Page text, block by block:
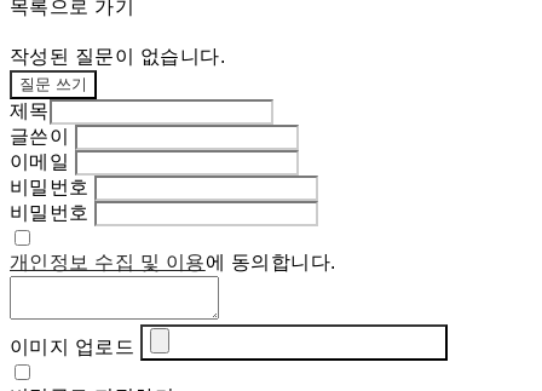
목록으로 가기
작성된 질문이 없습니다.
질문 쓰기
제목
글쓴이
이메일
비밀번호
비밀번호
개인정보 수집 및 이용에 동의합니다.
이미지 업로드